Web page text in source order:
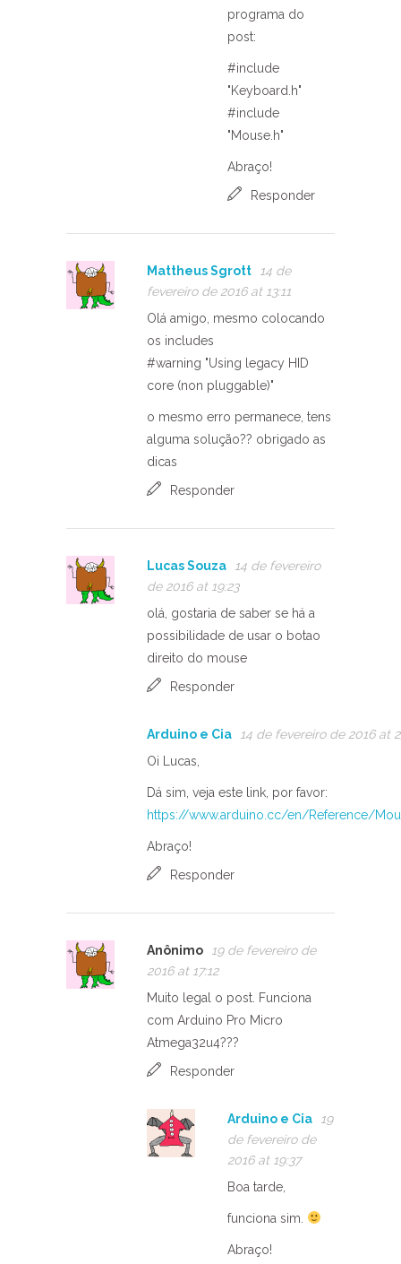
programa do
post:
#include
"Keyboard.h"
#include
"Mouse.h"
Abraço!
Responder
Mattheus Sgrott
14 de
fevereiro de 2016 at 13:11
Olá amigo, mesmo colocando
os includes
#warning "Using legacy HID
core (non pluggable)"
o mesmo erro permanece, tens
alguma solução?? obrigado as
dicas
Responder
Lucas Souza
14 de fevereiro
de 2016 at 19:23
olá, gostaria de saber se há a
possibilidade de usar o botao
direito do mouse
Responder
Arduino e Cia
14 de fevereiro de 2016 at
Oi Lucas,
Dá sim, veja este link, por favor:
https://www.arduino.cc/en/Reference/
Abraço!
Responder
Anônimo
19 de fevereiro de
2016 at 17:12
Muito legal o post. Funciona
com Arduino Pro Micro
Atmega32u4???
Responder
Arduino e Cia
19
de fevereiro de
2016 at 19:37
Boa tarde,
funciona sim.
Abraço!